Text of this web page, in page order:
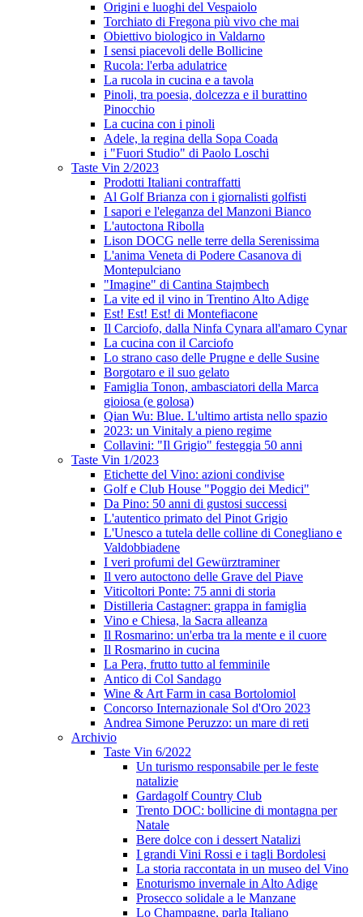
Origini e luoghi del Vespaiolo
Torchiato di Fregona più vivo che mai
Obiettivo biologico in Valdarno
I sensi piacevoli delle Bollicine
Rucola: l'erba adulatrice
La rucola in cucina e a tavola
Pinoli, tra poesia, dolcezza e il burattino
Pinocchio
La cucina con i pinoli
Adele, la regina della Sopa Coada
i "Fuori Studio" di Paolo Loschi
Taste Vin 2/2023
Prodotti Italiani contraffatti
Al Golf Brianza con i giornalisti golfisti
I sapori e l'eleganza del Manzoni Bianco
L'autoctona Ribolla
Lison DOCG nelle terre della Serenissima
L'anima Veneta di Podere Casanova di
Montepulciano
"Imagine" di Cantina Stajmbech
La vite ed il vino in Trentino Alto Adige
Est! Est! Est! di Montefiacone
Il Carciofo, dalla Ninfa Cynara all'amaro Cynar
La cucina con il Carciofo
Lo strano caso delle Prugne e delle Susine
Borgotaro e il suo gelato
Famiglia Tonon, ambasciatori della Marca
gioiosa (e golosa)
Qian Wu: Blue. L'ultimo artista nello spazio
2023: un Vinitaly a pieno regime
Collavini: "Il Grigio" festeggia 50 anni
Taste Vin 1/2023
Etichette del Vino: azioni condivise
Golf e Club House "Poggio dei Medici"
Da Pino: 50 anni di gustosi successi
L'autentico primato del Pinot Grigio
L'Unesco a tutela delle colline di Conegliano e
Valdobbiadene
I veri profumi del Gewürztraminer
Il vero autoctono delle Grave del Piave
Viticoltori Ponte: 75 anni di storia
Distilleria Castagner: grappa in famiglia
Vino e Chiesa, la Sacra alleanza
Il Rosmarino: un'erba tra la mente e il cuore
Il Rosmarino in cucina
La Pera, frutto tutto al femminile
Antico di Col Sandago
Wine & Art Farm in casa Bortolomiol
Concorso Internazionale Sol d'Oro 2023
Andrea Simone Peruzzo: un mare di reti
Archivio
Taste Vin 6/2022
Un turismo responsabile per le feste
natalizie
Gardagolf Country Club
Trento DOC: bollicine di montagna per
Natale
Bere dolce con i dessert Natalizi
I grandi Vini Rossi e i tagli Bordolesi
La storia raccontata in un museo del Vino
Enoturismo invernale in Alto Adige
Prosecco solidale a le Manzane
Lo Champagne, parla Italiano